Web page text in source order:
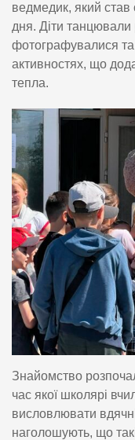
ведмедик, який
дня. Діти
фотографувалися
активностях, що
тепла.
Знайомство
час якої школярі
висловлювати
наголошують, що